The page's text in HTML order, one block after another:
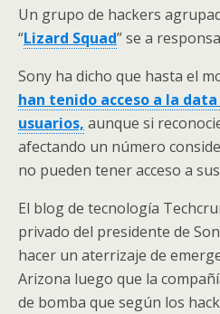
Un grupo de hackers
“Lizard Squad” se a
Sony ha dicho que hasta el
han tenido acceso a la
usuarios, aunque si
afectando un número
no pueden tener acceso a
El blog de tecnología
privado del presidente de
hacer un aterrizaje de
Arizona luego que la
de bomba que según los